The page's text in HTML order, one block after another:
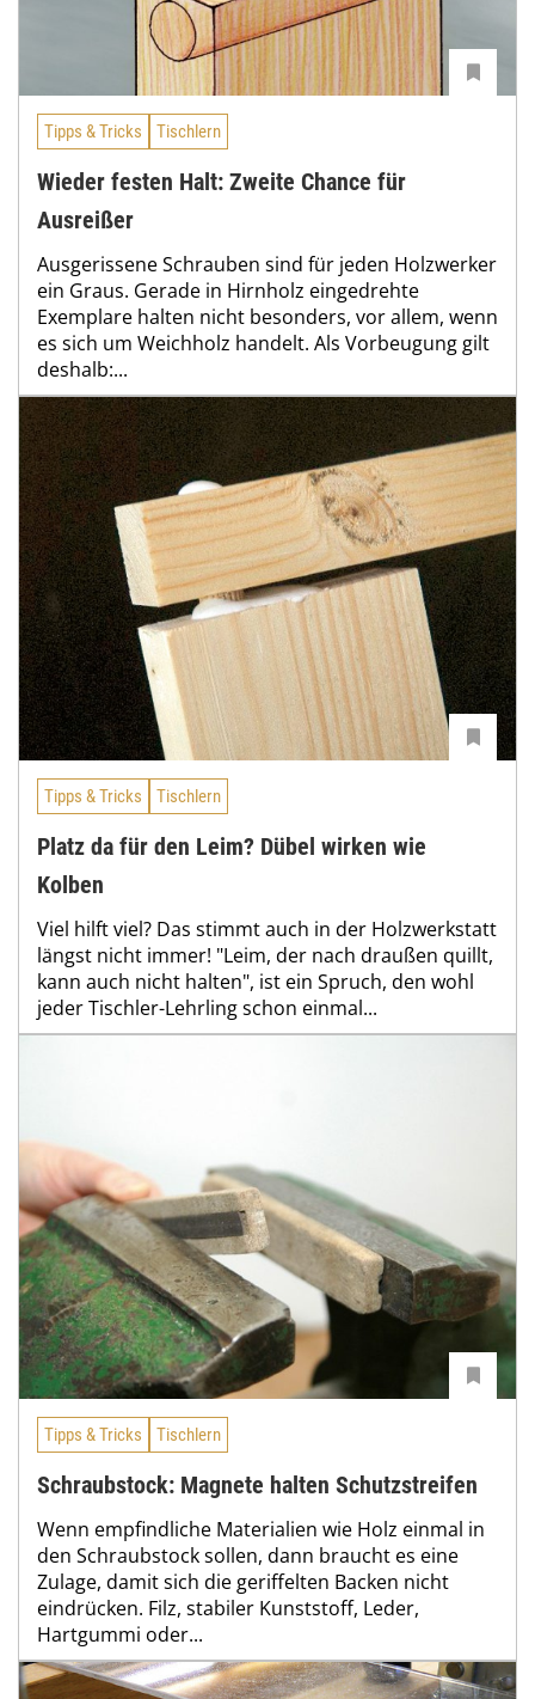
Tipps & Tricks Tischlern
Wieder festen Halt: Zweite Chance für
Ausreißer
Ausgerissene Schrauben sind für jeden Holzwerker
ein Graus. Gerade in Hirnholz eingedrehte
Exemplare halten nicht besonders, vor allem, wenn
es sich um Weichholz handelt. Als Vorbeugung gilt
deshalb:...
Tipps & Tricks Tischlern
Platz da für den Leim? Dübel wirken wie
Kolben
Viel hilft viel? Das stimmt auch in der Holzwerkstatt
längst nicht immer! "Leim, der nach draußen quillt,
kann auch nicht halten", ist ein Spruch, den wohl
jeder Tischler-Lehrling schon einmal...
Tipps & Tricks Tischlern
Schraubstock: Magnete halten Schutzstreifen
Wenn empfindliche Materialien wie Holz einmal in
den Schraubstock sollen, dann braucht es eine
Zulage, damit sich die geriffelten Backen nicht
eindrücken. Filz, stabiler Kunststoff, Leder,
Hartgummi oder...